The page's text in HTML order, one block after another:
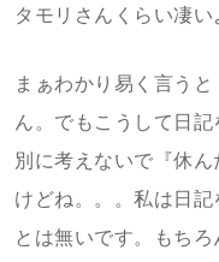
タモリさんくらい凄い
まぁわかり易く言う
ん。でもこうして日記
別に考えないで『休
けどね。。。私は日
とは無いです。もち